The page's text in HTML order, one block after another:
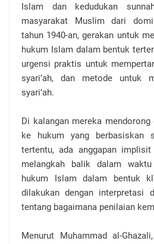
Islam dan kedudukan
masyarakat Muslim dari
tahun 1940-an, gerakan untuk
hukum Islam dalam bentuk
urgensi praktis untuk
syari’ah, dan metode untuk
syari’ah.
Di kalangan mereka
ke hukum yang berbasiskan
tertentu, ada anggapan
melangkah balik dalam
hukum Islam dalam bentuk
dilakukan dengan interpretasi
tentang bagaimana penilaian
Menurut Muhammad al-